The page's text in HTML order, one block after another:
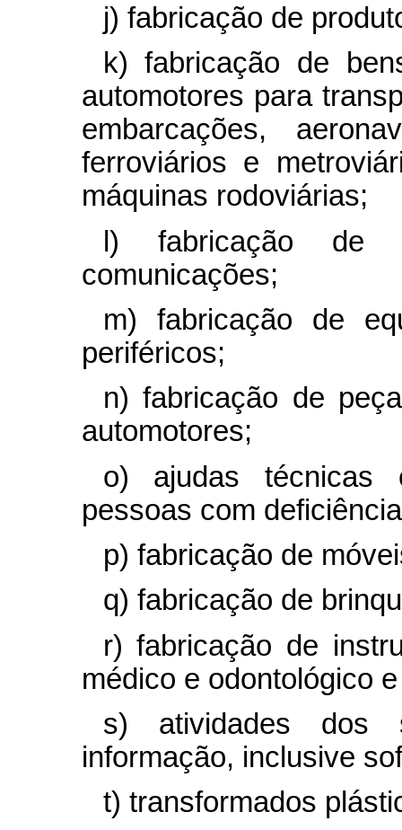
j) fabricação de
k) fabricação de
automotores para
embarcações,
ferroviários e
máquinas rodoviárias;
l) fabricação de
comunicações;
m) fabricação de
periféricos;
n) fabricação de
automotores;
o) ajudas técnicas
pessoas com
p) fabricação de
q) fabricação de
r) fabricação de
médico e odontológico
s) atividades dos
informação, inclusive
t) transformados